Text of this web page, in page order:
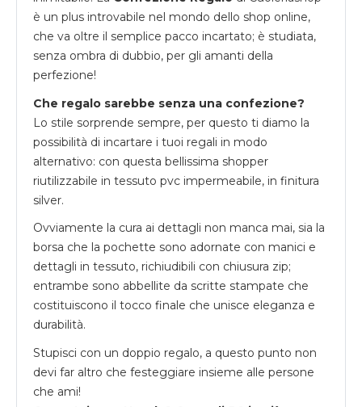
è un plus introvabile nel mondo dello shop online,
che va oltre il semplice pacco incartato; è studiata,
senza ombra di dubbio, per gli amanti della
perfezione!
Che regalo sarebbe senza una confezione?
Lo stile sorprende sempre, per questo ti diamo la
possibilità di incartare i tuoi regali in modo
alternativo: con questa bellissima shopper
riutilizzabile in tessuto pvc impermeabile, in finitura
silver.
Ovviamente la cura ai dettagli non manca mai, sia la
borsa che la pochette sono adornate con manici e
dettagli in tessuto, richiudibili con chiusura zip;
entrambe sono abbellite da scritte stampate che
costituiscono il tocco finale che unisce eleganza e
durabilità.
Stupisci con un doppio regalo, a questo punto non
devi far altro che festeggiare insieme alle persone
che ami!